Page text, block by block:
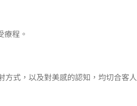
程。
式，以及對美感的認知，均切合客人